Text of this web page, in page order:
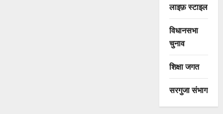
लाइफ़ स्टाइल
विधानसभा
चुनाव
शिक्षा जगत
सरगुजा संभाग